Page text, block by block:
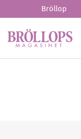
Bröllop